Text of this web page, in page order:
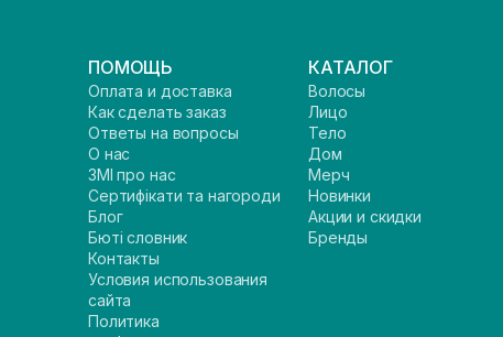
ПОМОЩЬ
Оплата и доставка
Как сделать заказ
Ответы на вопросы
О нас
ЗМІ про нас
Сертифікати та нагороди
Блог
Бюті словник
Контакты
Условия использования
сайта
Политика
КАТАЛОГ
Волосы
Лицо
Тело
Дом
Мерч
Новинки
Акции и скидки
Бренды